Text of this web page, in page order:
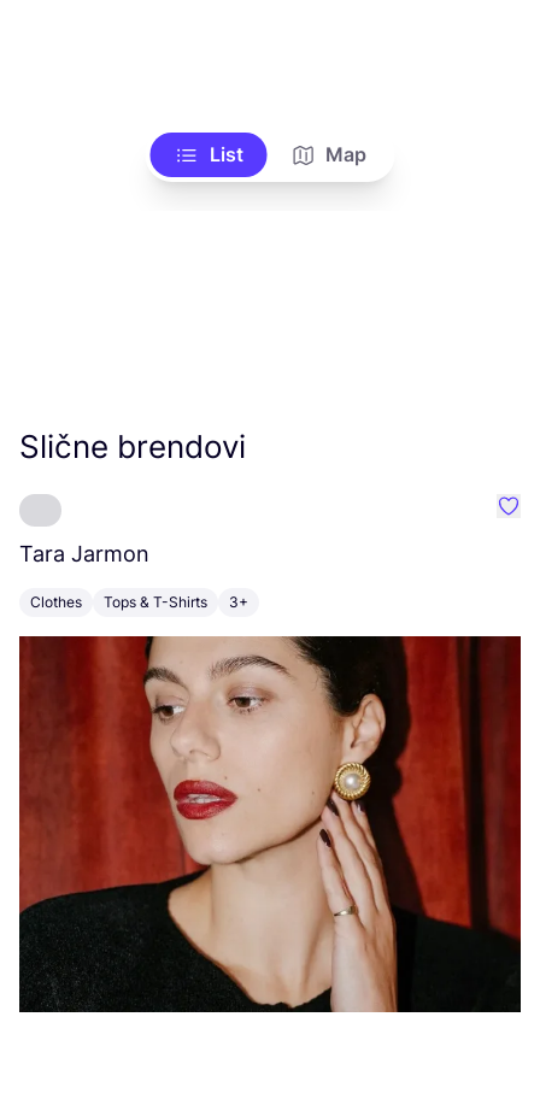
List Map
Slične brendovi
Tara Jarmon
Clothes Tops & T-Shirts 3+